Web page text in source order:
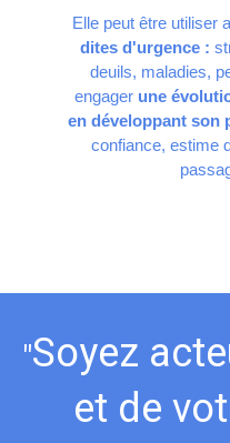
Elle peut être utiliser
dites d'urgence :
deuils, maladies,
engager une
en développant son
confiance, estime
"Soyez
et de